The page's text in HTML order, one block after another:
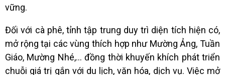
vững.
Đối với cà phê, tỉnh tập trung duy trì diện tích hiện có,
mở rộng tại các vùng thích hợp như Mường Ảng, Tuần
Giáo, Mường Nhé,... đồng thời khuyến khích phát triển
chuỗi giá trị gắn với du lịch, văn hóa, dịch vụ. Việc mở